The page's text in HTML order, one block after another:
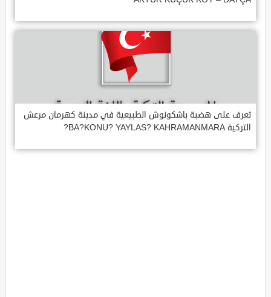
تعرف على هضبة باشكونوش الطبيعية في مدينة كهرمان مرعش
التركية BA?KONU? YAYLAS? KAHRAMANMARA?